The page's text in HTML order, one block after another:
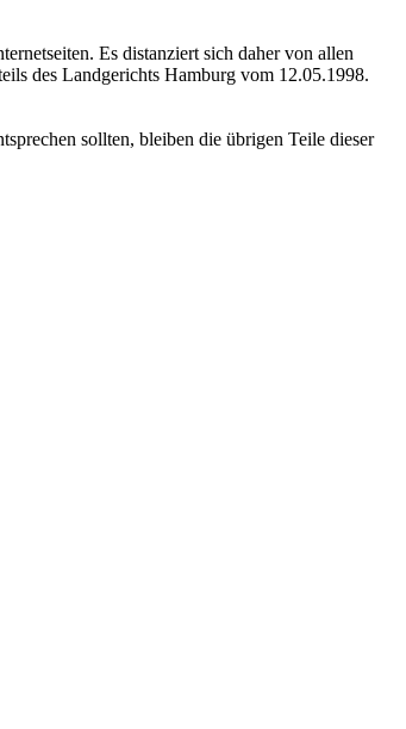
Es distanziert sich daher von allen
des Landgerichts Hamburg vom 12.05.1998.
sollten, bleiben die übrigen Teile dieser